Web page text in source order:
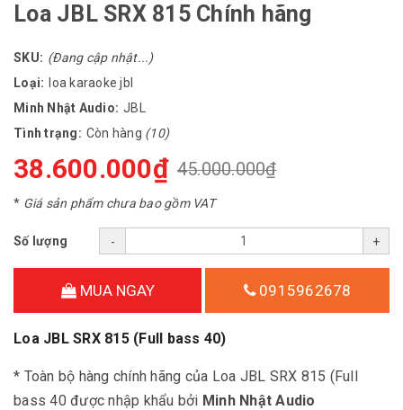
Loa JBL SRX 815 Chính hãng
SKU: (Đang cập nhật...)
Loại:
loa karaoke jbl
Minh Nhật Audio: JBL
Tình trạng: Còn hàng (10)
38.600.000₫ 45.000.000₫
* Giá sản phẩm chưa bao gồm VAT
Số lượng - +
MUA NGAY 0915962678
Loa JBL SRX 815 (Full bass 40)
* Toàn bộ hàng chính hãng của Loa JBL SRX 815 (Full
bass 40 được nhập khẩu bởi Minh Nhật Audio